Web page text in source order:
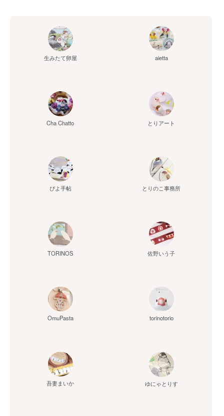
生みたて卵屋 aietta
Cha Chatto とりアート
ぴよ手帖 とりのこ事務所
TORINOS 佐野いう子
OmuPasta torinotorio
吾妻まいか ゆにゃとりす